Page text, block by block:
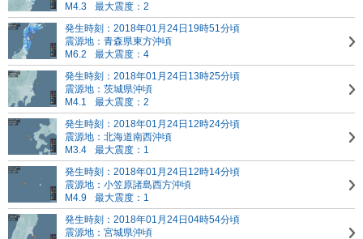
M4.3
最大震度：2
発生時刻：2018年01月24日19時51分頃
震源地：青森県東方沖頃
M6.2
最大震度：4
発生時刻：2018年01月24日13時25分頃
震源地：茨城県沖頃
M4.1
最大震度：2
発生時刻：2018年01月24日12時24分頃
震源地：北海道南西沖頃
M3.4
最大震度：1
発生時刻：2018年01月24日12時14分頃
震源地：小笠原諸島西方沖頃
M4.9
最大震度：1
発生時刻：2018年01月24日04時54分頃
震源地：宮城県沖頃